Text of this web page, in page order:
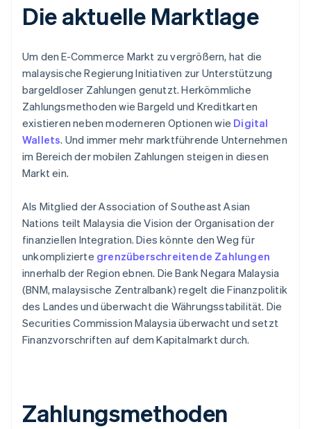
Die aktuelle Marktlage
Um den E-Commerce Markt zu vergrößern, hat die
malaysische Regierung Initiativen zur Unterstützung
bargeldloser Zahlungen genutzt. Herkömmliche
Zahlungsmethoden wie Bargeld und Kreditkarten
existieren neben moderneren Optionen wie Digital
Wallets. Und immer mehr marktführende Unternehmen
im Bereich der mobilen Zahlungen steigen in diesen
Markt ein.
Als Mitglied der Association of Southeast Asian
Nations teilt Malaysia die Vision der Organisation der
finanziellen Integration. Dies könnte den Weg für
unkomplizierte grenzüberschreitende Zahlungen
innerhalb der Region ebnen. Die Bank Negara Malaysia
(BNM, malaysische Zentralbank) regelt die Finanzpolitik
des Landes und überwacht die Währungsstabilität. Die
Securities Commission Malaysia überwacht und setzt
Finanzvorschriften auf dem Kapitalmarkt durch.
Zahlungsmethoden